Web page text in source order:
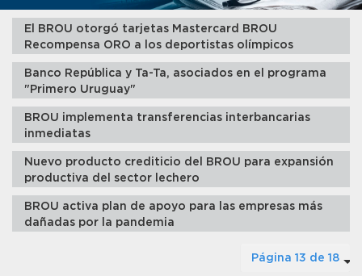
El BROU otorgó tarjetas Mastercard BROU
Recompensa ORO a los deportistas olímpicos
Banco República y Ta-Ta, asociados en el programa
"Primero Uruguay"
BROU implementa transferencias interbancarias
inmediatas
Nuevo producto crediticio del BROU para expansión
productiva del sector lechero
BROU activa plan de apoyo para las empresas más
dañadas por la pandemia
Página 13 de 18